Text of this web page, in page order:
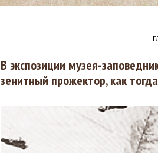
В
ы
д
В экспозиции музея-
зенитный прожектор, как